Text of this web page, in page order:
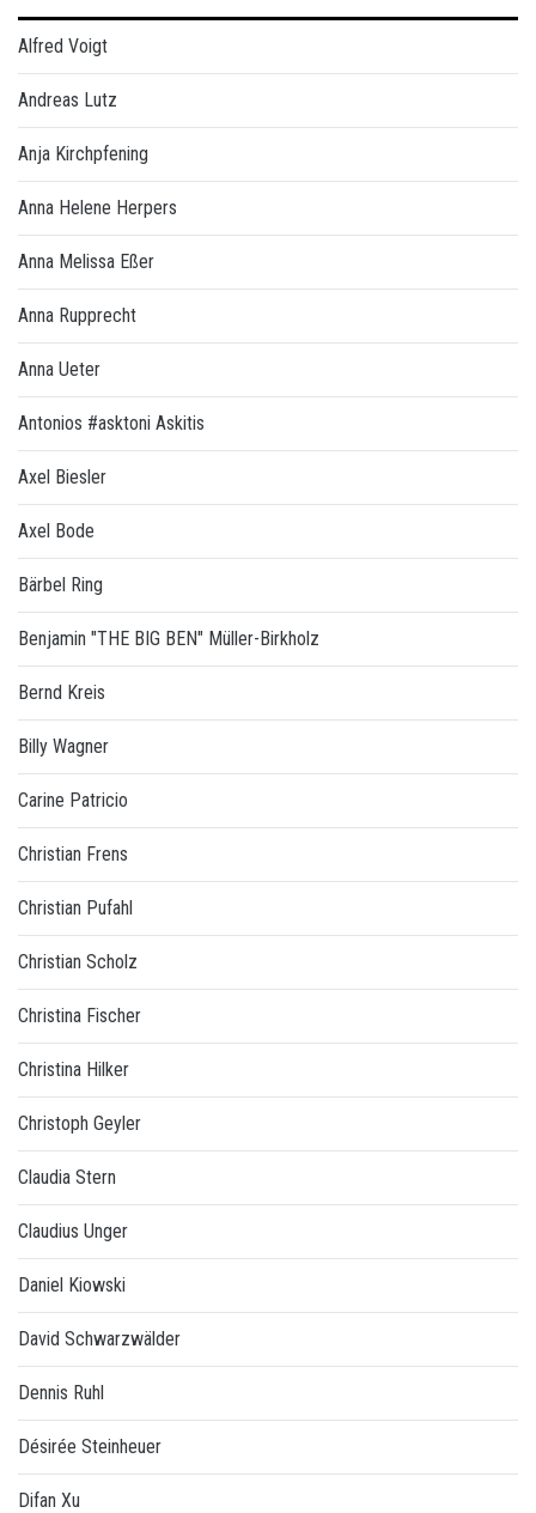
Alfred Voigt
Andreas Lutz
Anja Kirchpfening
Anna Helene Herpers
Anna Melissa Eßer
Anna Rupprecht
Anna Ueter
Antonios #asktoni Askitis
Axel Biesler
Axel Bode
Bärbel Ring
Benjamin "THE BIG BEN" Müller-Birkholz
Bernd Kreis
Billy Wagner
Carine Patricio
Christian Frens
Christian Pufahl
Christian Scholz
Christina Fischer
Christina Hilker
Christoph Geyler
Claudia Stern
Claudius Unger
Daniel Kiowski
David Schwarzwälder
Dennis Ruhl
Désirée Steinheuer
Difan Xu